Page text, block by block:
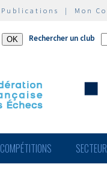
Publications | Mon
Rechercher un club
COMPÉTITIONS